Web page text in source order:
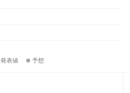
発表値 予想